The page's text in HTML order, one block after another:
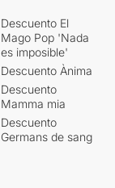
Descuento El
Mago Pop 'Nada
es imposible'
Descuento Ànima
Descuento
Mamma mia
Descuento
Germans de sang